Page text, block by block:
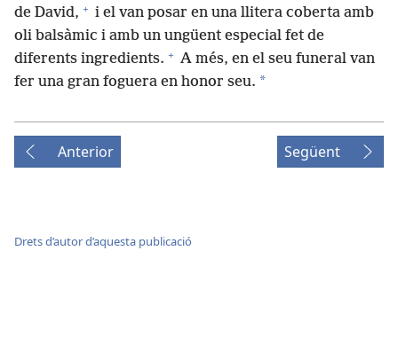
de David, + i el van posar en una llitera coberta amb
oli balsàmic i amb un ungüent especial fet de
diferents ingredients. + A més, en el seu funeral van
fer una gran foguera en honor seu. *
Anterior Següent
Drets d’autor d’aquesta publicació